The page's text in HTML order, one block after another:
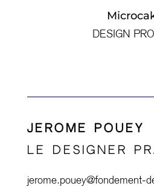
DESIGN
JEROME POUEY
LE DESIGNER
jerome.pouey@fondement-